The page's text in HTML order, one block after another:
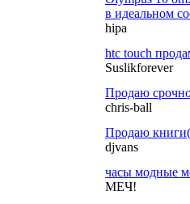
в идеальном
hipa
htc touch
Suslikforever
Продаю
chris-ball
Продаю
djvans
часы модные
МЕЧ!